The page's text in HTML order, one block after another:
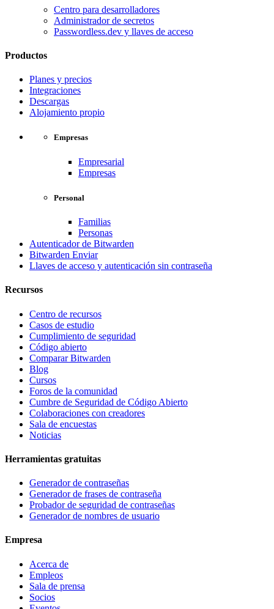
Centro para desarrolladores
Administrador de secretos
Passwordless.dev y llaves de acceso
Productos
Planes y precios
Integraciones
Descargas
Alojamiento propio
Empresas
Empresarial
Empresas
Personal
Familias
Personas
Autenticador de Bitwarden
Bitwarden Enviar
Llaves de acceso y autenticación sin contraseña
Recursos
Centro de recursos
Casos de estudio
Cumplimiento de seguridad
Código abierto
Comparar Bitwarden
Blog
Cursos
Foros de la comunidad
Cumbre de Seguridad de Código Abierto
Colaboraciones con creadores
Sala de encuestas
Noticias
Herramientas gratuitas
Generador de contraseñas
Generador de frases de contraseña
Probador de seguridad de contraseñas
Generador de nombres de usuario
Empresa
Acerca de
Empleos
Sala de prensa
Socios